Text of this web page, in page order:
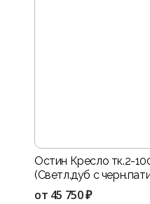
Остин Кресло тк.2-
(Светл.дуб с
от 45 750 ₽